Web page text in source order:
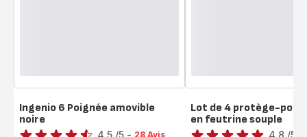
Ingenio 6 Poignée amovible
noire
Note
4.5 /5 - 28 Avis
Lot de 4 protège-
en feutrine souple
Note
4.8 /5